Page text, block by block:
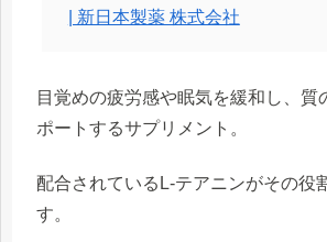
| 新日本製薬 株式会社
目覚めの疲労感や眠気を緩和し、質
ポートするサプリメント。
配合されているL-テアニンがその役
す。